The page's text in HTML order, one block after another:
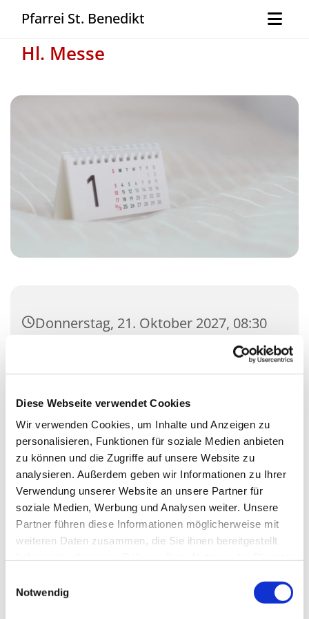
Diese Webseite verwendet Cookies
Wir verwenden Cookies, um Inhalte und Anzeigen zu
personalisieren, Funktionen für soziale Medien anbieten
zu können und die Zugriffe auf unsere Website zu
analysieren. Außerdem geben wir Informationen zu Ihrer
Verwendung unserer Website an unsere Partner für
soziale Medien, Werbung und Analysen weiter. Unsere
Partner führen diese Informationen möglicherweise mit
weiteren Daten zusammen, die Sie ihnen bereitgestellt
Notwendig
Pfarrei St. Benedikt
Hl. Messe
Donnerstag, 21. Oktober 2027, 08:30
Damm 39, 15827 Blankenfelde-
Mahlow